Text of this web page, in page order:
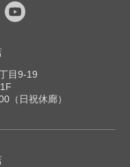
目9-19
（日祝休廊）